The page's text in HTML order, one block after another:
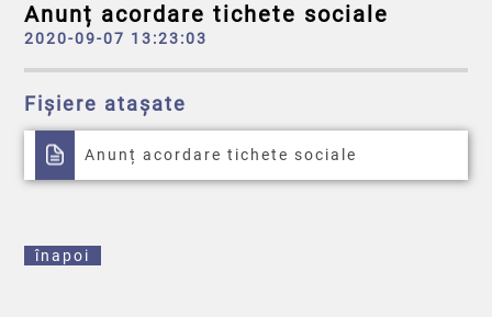
Anunț acordare tichete sociale
2020-09-07 13:23:03
Fișiere atașate
Anunț acordare tichete sociale
înapoi